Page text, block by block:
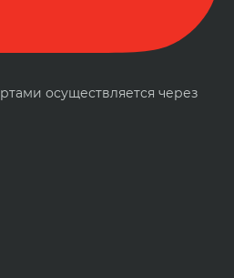
осуществляется через